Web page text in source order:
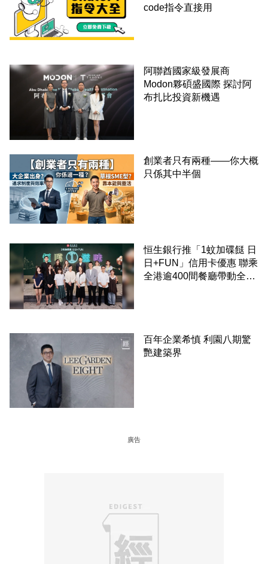
code指令直接用
阿聯酋國家級發展商
Modon夥碩盛國際 探討阿
布扎比投資新機遇
創業者只有兩種——你大概
只係其中半個
恒生銀行推「1蚊加碟餸 日
日+FUN」信用卡優惠 聯乘
全港逾400間餐廳帶動全城
百年企業希慎 利園八期驚
艷建築界
廣告